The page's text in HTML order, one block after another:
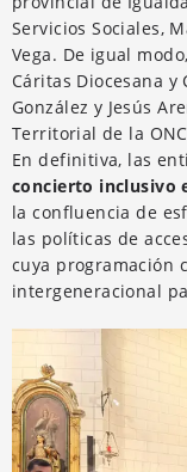
Servicios Sociales,
Vega. De igual
Cáritas Diocesana y
González y Jesús
Territorial de la
En definitiva, las
concierto inclusivo
la confluencia de
las políticas de
cuya programación
intergeneracional